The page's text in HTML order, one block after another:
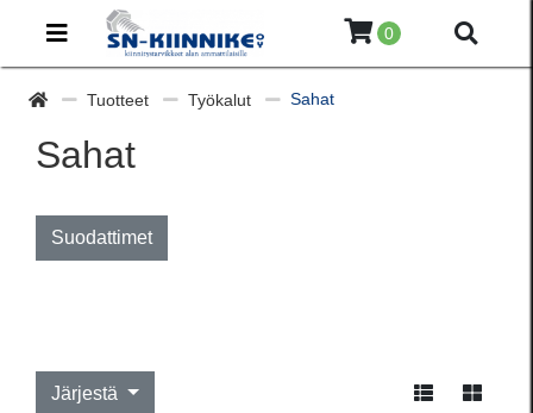
0
Tuotteet Työkalut Sahat
Sahat
Suodattimet
Järjestä